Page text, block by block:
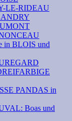
LE-RIDEAU
in BLOIS und
PANDAS in
Boas und